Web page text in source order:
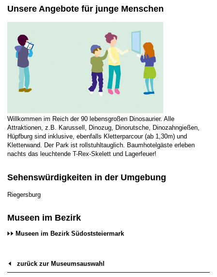
Unsere Angebote für junge Menschen
Willkommen im Reich der 90 lebensgroßen Dinosaurier. Alle
Attraktionen, z.B. Karussell, Dinozug, Dinorutsche, Dinozahngießen,
Hüpfburg sind inklusive, ebenfalls Kletterparcour (ab 1,30m) und
Kletterwand. Der Park ist rollstuhltauglich. Baumhotelgäste erleben
nachts das leuchtende T-Rex-Skelett und Lagerfeuer!
Sehenswürdigkeiten in der Umgebung
Riegersburg
Museen im Bezirk
Museen im Bezirk Südoststeiermark
zurück zur Museumsauswahl